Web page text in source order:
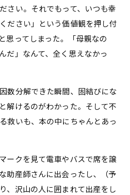
さい。それでもって、いつも幸
ださい」という価値観を押し付
思ってしまった。「母親なの
だ」なんて、全く思えなかっ
数分解できた瞬間、固結びにな
解けるのがわかった。そして不
救いも、本の中にちゃんとあっ
ークを見て電車やバスで席を譲
助産師さんに出会ったし、（予
、沢山の人に囲まれて出産をし